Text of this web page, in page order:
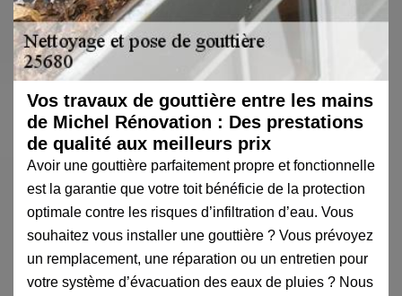
Vos travaux de gouttière entre les mains
de Michel Rénovation : Des prestations
de qualité aux meilleurs prix
Avoir une gouttière parfaitement propre et fonctionnelle
est la garantie que votre toit bénéficie de la protection
optimale contre les risques d’infiltration d’eau. Vous
souhaitez vous installer une gouttière ? Vous prévoyez
un remplacement, une réparation ou un entretien pour
votre système d’évacuation des eaux de pluies ? Nous